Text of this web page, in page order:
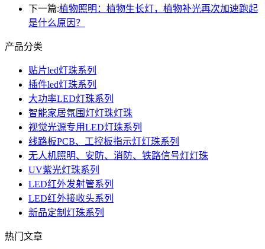
下一篇:植物照明：植物生长灯，植物补光再次加速跑起
是什么原因？
产品分类
贴片led灯珠系列
插件led灯珠系列
大功率LED灯珠系列
智能家居氛围灯灯珠灯珠
视觉光源专用LED灯珠系列
线路板PCB、工控板指示灯灯珠系列
无人机照明、安防、消防、铁路信号灯灯珠
UV紫光灯珠系列
LED红外发射管系列
LED红外接收头系列
新品定制灯珠系列
热门文章